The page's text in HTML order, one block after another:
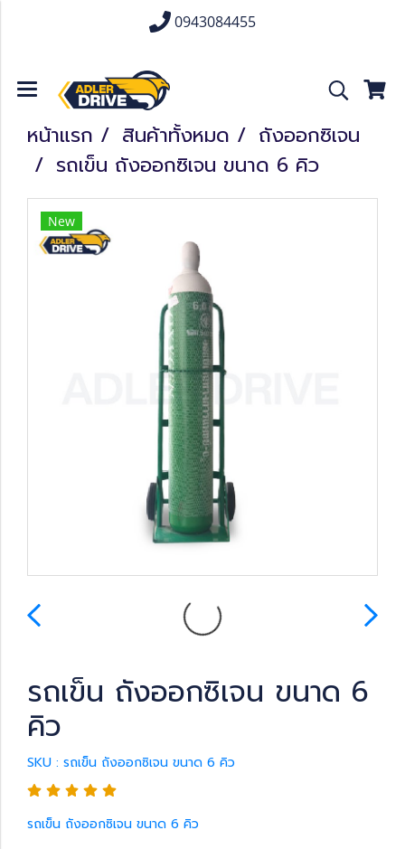
0943084455
หน้าแรก สินค้าทั้งหมด
ถังออกซิเจน
รถเข็น ถังออกซิเจน ขนาด 6 คิว
New
รถเข็น ถังออกซิเจน ขนาด 6
คิว
SKU : รถเข็น ถังออกซิเจน ขนาด 6 คิว
รถเข็น ถังออกซิเจน ขนาด 6 คิว